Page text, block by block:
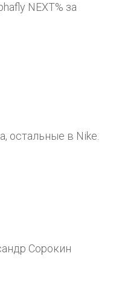
NEXT% за
остальные в Nike.
Сорокин